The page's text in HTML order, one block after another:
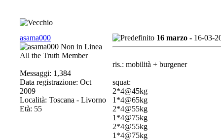
asama000
All the Truth Member
Messaggi: 1,384
Data registrazione: Oct
2009
Località: Toscana - Livorno
Età: 55
16 marzo - 16-03-
ris.: mobilità + burgener
squat:
2*4@45kg
1*4@65kg
2*4@55kg
1*4@75kg
2*4@55kg
1*4@75kg